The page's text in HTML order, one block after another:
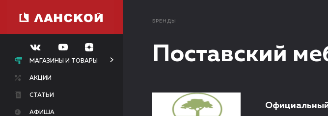
МАГАЗИНЫ И ТОВАРЫ
АКЦИИ
СТАТЬИ
АФИША
БРЕНДЫ
Поставский